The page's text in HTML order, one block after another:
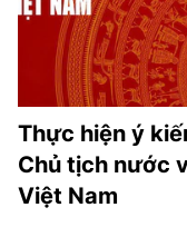
Thực hiện ý
Chủ tịch nước
Việt Nam